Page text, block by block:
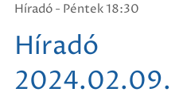
Híradó - Péntek 18:30
Híradó
2024.02.09.